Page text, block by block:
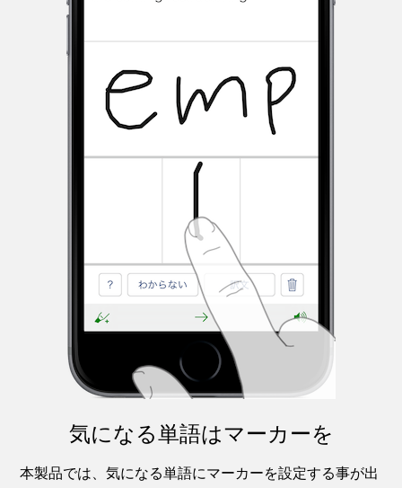
気になる単語はマーカーを
本製品では、気になる単語にマーカーを設定する事が出